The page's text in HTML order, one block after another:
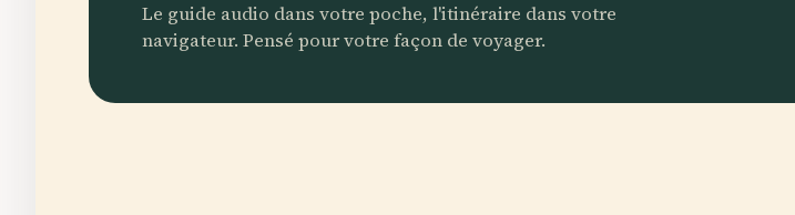
Le guide audio dans votre poche, l'itinéraire dans votre
navigateur. Pensé pour votre façon de voyager.